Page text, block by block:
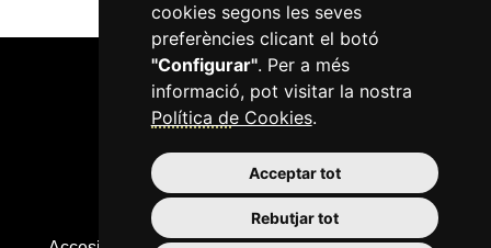
cookies segons les seves
preferències clicant el botó
"Configurar". Per a més
informació, pot visitar la nostra
Política de Cookies.
Acceptar tot
Rebutjar tot
977 750 422